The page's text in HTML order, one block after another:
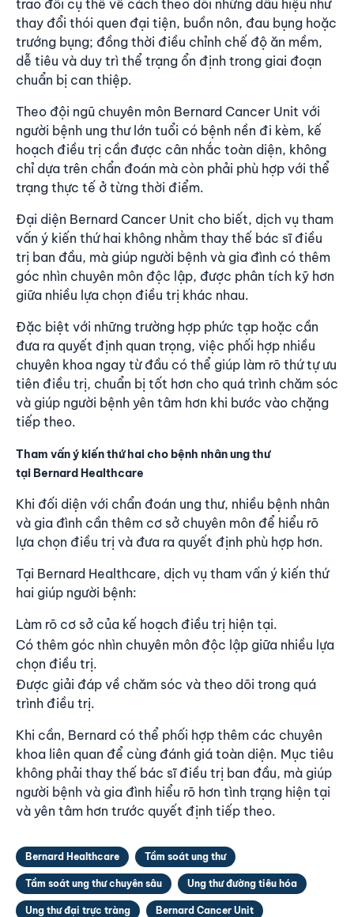
trao đổi cụ thể về cách theo dõi những dấu hiệu như
thay đổi thói quen đại tiện, buồn nôn, đau bụng hoặc
trướng bụng; đồng thời điều chỉnh chế độ ăn mềm,
dễ tiêu và duy trì thể trạng ổn định trong giai đoạn
chuẩn bị can thiệp.
Theo đội ngũ chuyên môn Bernard Cancer Unit với
người bệnh ung thư lớn tuổi có bệnh nền đi kèm, kế
hoạch điều trị cần được cân nhắc toàn diện, không
chỉ dựa trên chẩn đoán mà còn phải phù hợp với thể
trạng thực tế ở từng thời điểm.
Đại diện Bernard Cancer Unit cho biết, dịch vụ tham
vấn ý kiến thứ hai không nhằm thay thế bác sĩ điều
trị ban đầu, mà giúp người bệnh và gia đình có thêm
góc nhìn chuyên môn độc lập, được phân tích kỹ hơn
giữa nhiều lựa chọn điều trị khác nhau.
Đặc biệt với những trường hợp phức tạp hoặc cần
đưa ra quyết định quan trọng, việc phối hợp nhiều
chuyên khoa ngay từ đầu có thể giúp làm rõ thứ tự ưu
tiên điều trị, chuẩn bị tốt hơn cho quá trình chăm sóc
và giúp người bệnh yên tâm hơn khi bước vào chặng
tiếp theo.
Tham vấn ý kiến thứ hai cho bệnh nhân ung thư
tại Bernard Healthcare
Khi đối diện với chẩn đoán ung thư, nhiều bệnh nhân
và gia đình cần thêm cơ sở chuyên môn để hiểu rõ
lựa chọn điều trị và đưa ra quyết định phù hợp hơn.
Tại Bernard Healthcare, dịch vụ tham vấn ý kiến thứ
hai giúp người bệnh:
Làm rõ cơ sở của kế hoạch điều trị hiện tại.
Có thêm góc nhìn chuyên môn độc lập giữa nhiều lựa
chọn điều trị.
Được giải đáp về chăm sóc và theo dõi trong quá
trình điều trị.
Khi cần, Bernard có thể phối hợp thêm các chuyên
khoa liên quan để cùng đánh giá toàn diện. Mục tiêu
không phải thay thế bác sĩ điều trị ban đầu, mà giúp
người bệnh và gia đình hiểu rõ hơn tình trạng hiện tại
và yên tâm hơn trước quyết định tiếp theo.
Bernard Healthcare Tầm soát ung thư
Tầm soát ung thư chuyên sâu Ung thư đường tiêu hóa
Ung thư đại trực tràng Bernard Cancer Unit